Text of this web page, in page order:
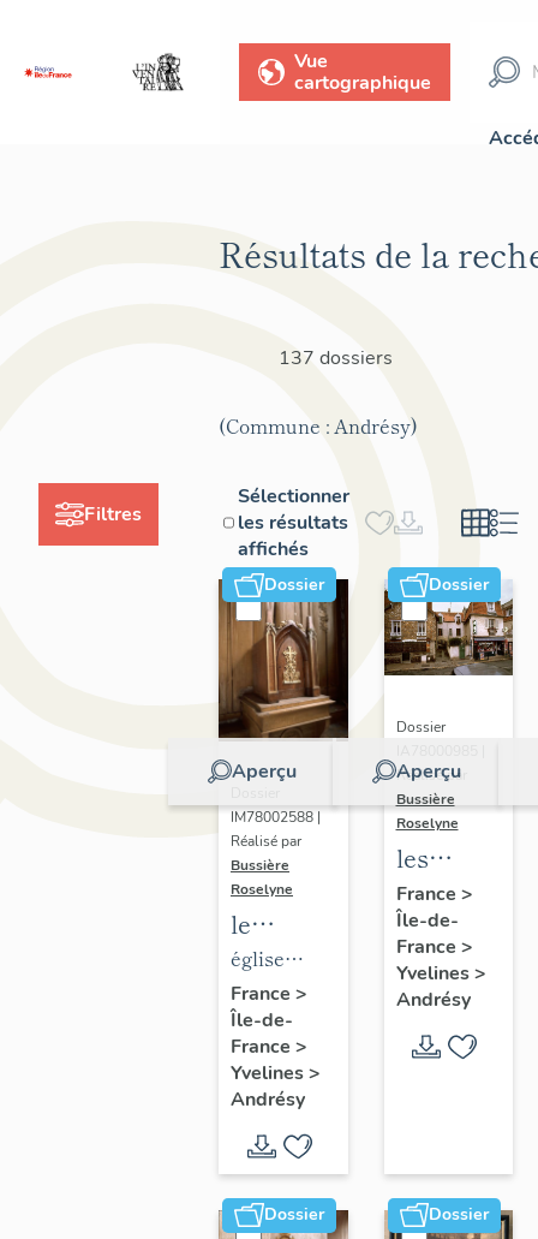
Vue
cartographique
Filtres
Résultats de la
137 dossiers
(Commune : Andrésy)
Sélectionner
les résultats
affichés
Dossier
Aperçu
IM78002588 |
Réalisé par
Bussière
Roselyne
le
mobilier
de
l'église
Saint-
Germain-
de-Paris
(liste
supplémentaire)
église
paroissiale
Saint-
Germain
France >
Île-de-
France >
Yvelines>
Andrésy
Dossier
Aperçu
Dossier
Réalisé par
Bussière
Roselyne
les
immeubles,
maisons
et
fermes
du
canton
France >
Île-de-
France >
Yvelines>
Andrésy
Dossier Dossier